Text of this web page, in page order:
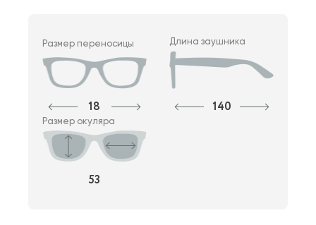
Размер переносицы
18
Длина заушника
140
Размер окуляра
53